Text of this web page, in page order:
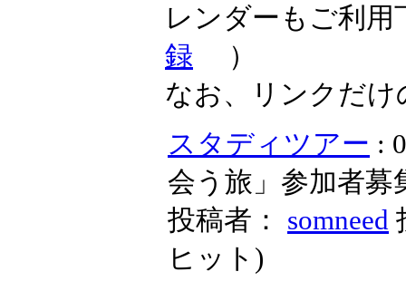
レンダーもご利
録 ）
なお、リンクだ
スタディツアー :
会う旅」参加者募
投稿者： somneed
ヒット )